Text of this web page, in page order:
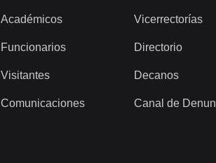
Académicos
Funcionarios
Visitantes
Comunicaciones
Vicerrectorías
Directorio
Decanos
Canal de